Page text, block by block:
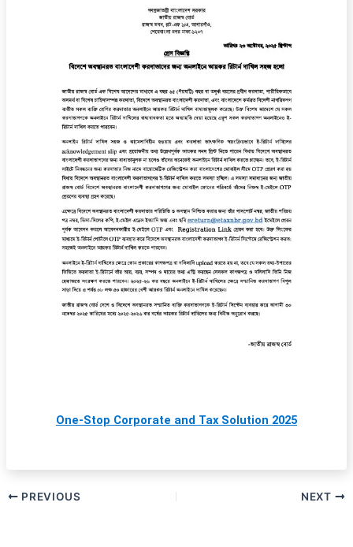
One-Stop Corporate and Tax Solution 2025
PREVIOUS NEXT